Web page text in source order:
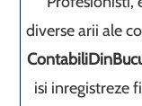
diverse arii ale
isi inregistreze